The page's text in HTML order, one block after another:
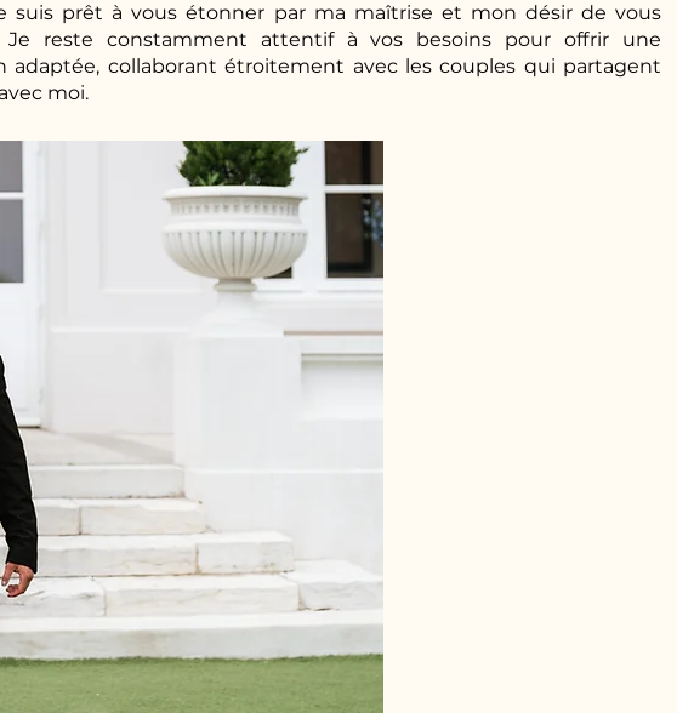
suis prêt à vous étonner par ma maîtrise et mon désir de vous
Je reste constamment attentif à vos besoins pour offrir une
adaptée, collaborant étroitement avec les couples qui partagent
moi.